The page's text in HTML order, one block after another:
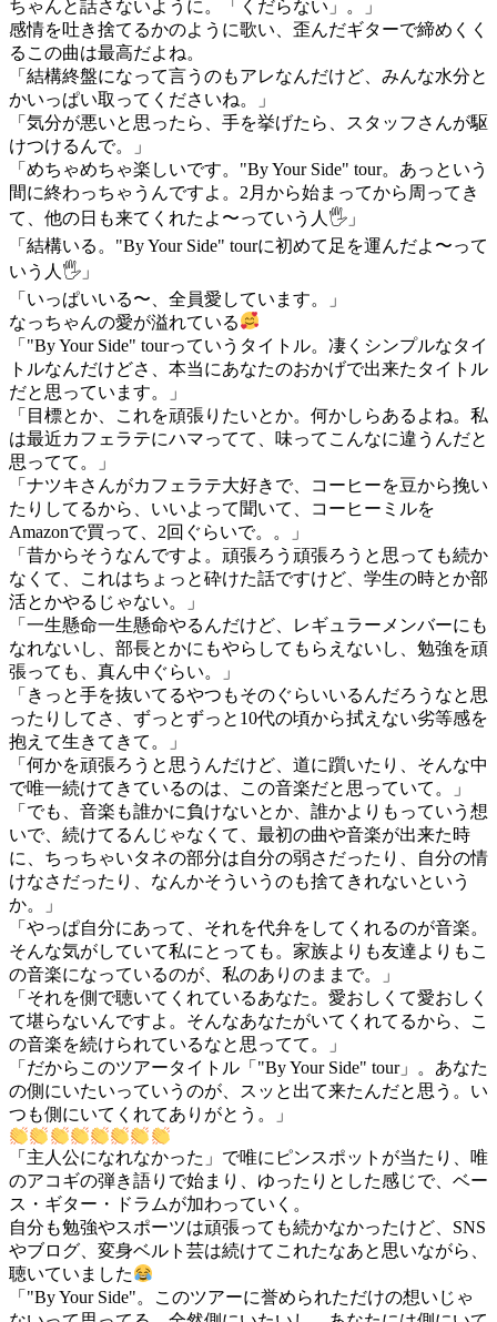
ちゃんと話さないように。「くだらない」。」
感情を吐き捨てるかのように歌い、歪んだギターで締めくく
るこの曲は最高だよね。
「結構終盤になって言うのもアレなんだけど、みんな水分と
かいっぱい取ってくださいね。」
「気分が悪いと思ったら、手を挙げたら、スタッフさんが駆
けつけるんで。」
「めちゃめちゃ楽しいです。"By Your Side" tour。あっという
間に終わっちゃうんですよ。2月から始まってから周ってき
て、他の日も来てくれたよ〜っていう人🖐️」
「結構いる。"By Your Side" tourに初めて足を運んだよ〜って
いう人🖐️」
「いっぱいいる〜、全員愛しています。」
なっちゃんの愛が溢れている
「"By Your Side" tourっていうタイトル。凄くシンプルなタイ
トルなんだけどさ、本当にあなたのおかげで出来たタイトル
だと思っています。」
「目標とか、これを頑張りたいとか。何かしらあるよね。私
は最近カフェラテにハマってて、味ってこんなに違うんだと
思ってて。」
「ナツキさんがカフェラテ大好きで、コーヒーを豆から挽い
たりしてるから、いいよって聞いて、コーヒーミルを
Amazonで買って、2回ぐらいで。。」
「昔からそうなんですよ。頑張ろう頑張ろうと思っても続か
なくて、これはちょっと砕けた話ですけど、学生の時とか部
活とかやるじゃない。」
「一生懸命一生懸命やるんだけど、レギュラーメンバーにも
なれないし、部長とかにもやらしてもらえないし、勉強を頑
張っても、真ん中ぐらい。」
「きっと手を抜いてるやつもそのぐらいいるんだろうなと思
ったりしてさ、ずっとずっと10代の頃から拭えない劣等感を
抱えて生きてきて。」
「何かを頑張ろうと思うんだけど、道に躓いたり、そんな中
で唯一続けてきているのは、この音楽だと思っていて。」
「でも、音楽も誰かに負けないとか、誰かよりもっていう想
いで、続けてるんじゃなくて、最初の曲や音楽が出来た時
に、ちっちゃいタネの部分は自分の弱さだったり、自分の情
けなさだったり、なんかそういうのも捨てきれないという
か。」
「やっぱ自分にあって、それを代弁をしてくれるのが音楽。
そんな気がしていて私にとっても。家族よりも友達よりもこ
の音楽になっているのが、私のありのままで。」
「それを側で聴いてくれているあなた。愛おしくて愛おしく
て堪らないんですよ。そんなあなたがいてくれてるから、こ
の音楽を続けられているなと思ってて。」
「だからこのツアータイトル「"By Your Side" tour」。あなた
の側にいたいっていうのが、スッと出て来たんだと思う。い
つも側にいてくれてありがとう。」
「主人公になれなかった」で唯にピンスポットが当たり、唯
のアコギの弾き語りで始まり、ゆったりとした感じで、ベー
ス・ギター・ドラムが加わっていく。
自分も勉強やスポーツは頑張っても続かなかったけど、SNS
やブログ、変身ベルト芸は続けてこれたなあと思いながら、
聴いていました
「"By Your Side"。このツアーに誉められただけの想いじゃ